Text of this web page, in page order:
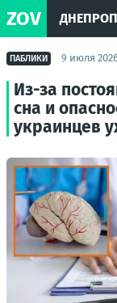
ZOV
ПАБЛИКИ 9 июля
Из-за
сна и
украинцев